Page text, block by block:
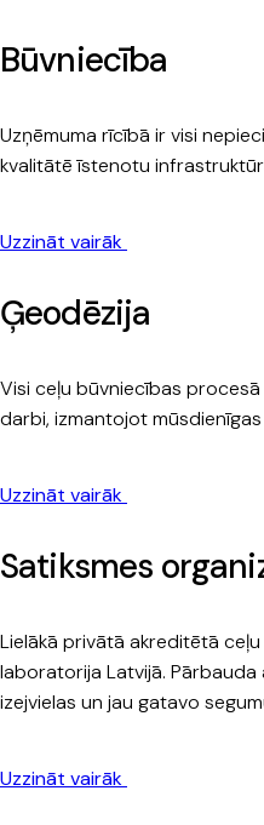
Būvniecība
Uzņēmuma rīcībā ir visi
kvalitātē īstenotu
Uzzināt vairāk
Ģeodēzija
Visi ceļu būvniecības
darbi, izmantojot
Uzzināt vairāk
Satiksmes
Lielākā privātā akreditētā
laboratorija Latvijā.
izejvielas un jau gatavo
Uzzināt vairāk